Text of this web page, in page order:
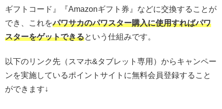
ギフトコード』『Amazonギフト券』などに交換することが
でき、これをパワサカのパワスター購入に使用すればパワ
スターをゲットできるという仕組みです。
以下のリンク先（スマホ&タブレット専用）からキャンペー
ンを実施しているポイントサイトに無料会員登録すること
ができます↓